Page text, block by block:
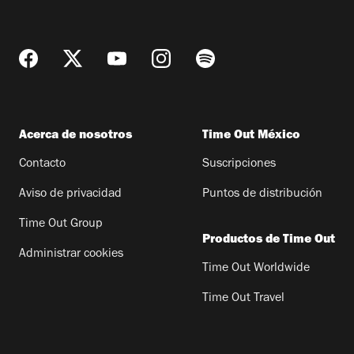
Acerca de nosotros
Contacto
Aviso de privacidad
Time Out Group
Administrar cookies
Time Out México
Suscripciones
Puntos de distribución
Productos de Time Out
Time Out Worldwide
Time Out Travel